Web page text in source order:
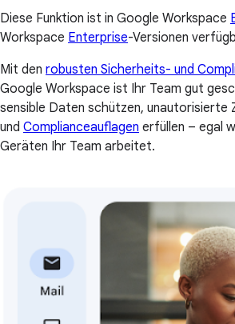
Diese Funktion ist in Google Workspace
Workspace Enterprise-Versionen
Mit den robusten Sicherheits- und
Google Workspace ist Ihr Team gut
sensible Daten schützen, unautorisierte
und Complianceauflagen erfüllen – egal
Geräten Ihr Team arbeitet.